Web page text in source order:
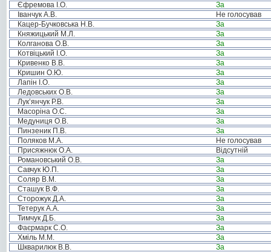
Єфремова І.О.
За
Іванчук А.В.
Не голосував
Кацер-Бучковська Н.В.
За
Княжицький М.Л.
За
Колганова О.В.
За
Котвіцький І.О.
За
Кривенко В.В.
За
Кришин О.Ю.
За
Лапін І.О.
За
Ледовських О.В.
За
Лук’янчук Р.В.
За
Масоріна О.С.
За
Медуниця О.В.
За
Пинзеник П.В.
За
Поляков М.А.
Не голосував
Присяжнюк О.А.
Відсутній
Романовський О.В.
За
Савчук Ю.П.
За
Соляр В.М.
За
Сташук В.Ф.
За
Сторожук Д.А.
За
Тетерук А.А.
За
Тимчук Д.Б.
За
Фаєрмарк С.О.
За
Хміль М.М.
За
Шкварилюк В.В.
За